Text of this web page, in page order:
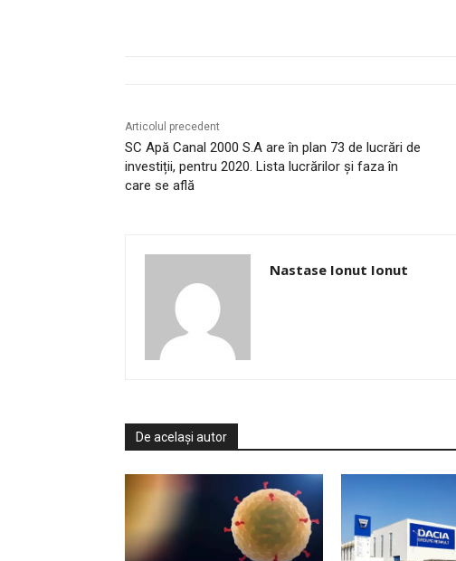
Articolul precedent
SC Apă Canal 2000 S.A are în plan 73 de lucrări de
investiții, pentru 2020. Lista lucrărilor și faza în
care se află
Nastase Ionut Ionut
De același autor